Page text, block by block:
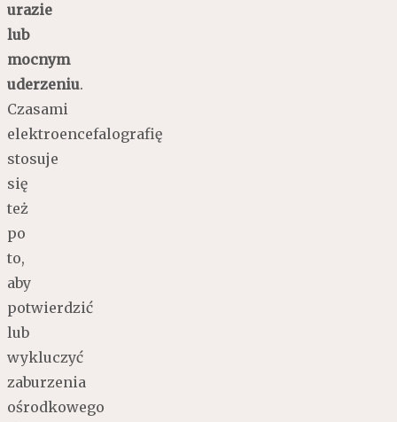
urazie
lub
mocnym
uderzeniu.
Czasami
elektroencefalografię
stosuje
się
też
po
to,
aby
potwierdzić
lub
wykluczyć
zaburzenia
ośrodkowego